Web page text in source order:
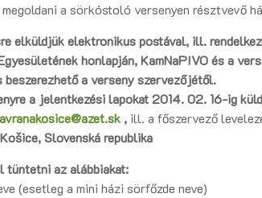
a sörkóstoló versenyen résztvevő
elküldjük elektronikus postával, ill.
honlapján, KamNaPIVO és a
a verseny szervezőjétől.
a jelentkezési lapokat2014. 02. 16-ig
, ill. a főszervező
Slovenská republika
tüntetni az alábbiakat:
(esetleg a mini házi sörfőzde neve)